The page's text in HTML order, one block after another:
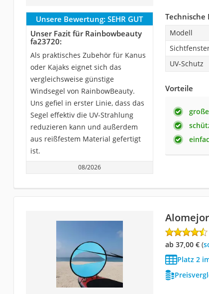
Unsere Bewertung: SEHR GUT
Unser Fazit für Rainbowbeauty
fa23720:
Als praktisches Zubehör für Kanus
oder Kajaks eignet sich das
vergleichsweise günstige
Windsegel von RainbowBeauty.
Uns gefiel in erster Linie, dass das
Segel effektiv die UV-Strahlung
reduzieren kann und außerdem
aus reißfestem Material gefertigt
ist.
08/2026
Technische
Modell
UV-Schutz
Vorteile
ab 37,00 €(
Platz 2